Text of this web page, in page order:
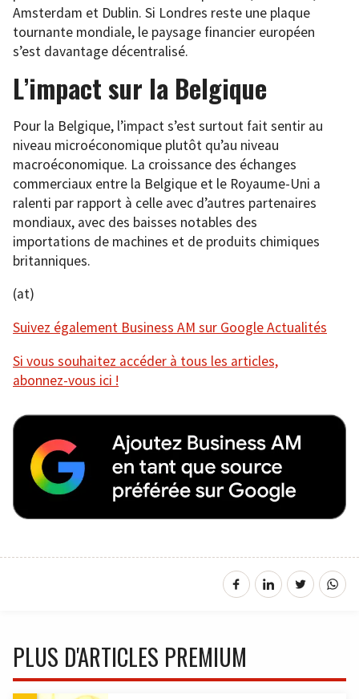
Amsterdam et Dublin. Si Londres reste une plaque
tournante mondiale, le paysage financier européen
s’est davantage décentralisé.
L’impact sur la Belgique
Pour la Belgique, l’impact s’est surtout fait sentir au
niveau microéconomique plutôt qu’au niveau
macroéconomique. La croissance des échanges
commerciaux entre la Belgique et le Royaume-Uni a
ralenti par rapport à celle avec d’autres partenaires
mondiaux, avec des baisses notables des
importations de machines et de produits chimiques
britanniques.
(at)
Suivez également Business AM sur Google Actualités
Si vous souhaitez accéder à tous les articles,
abonnez-vous ici !
PLUS D'ARTICLES PREMIUM